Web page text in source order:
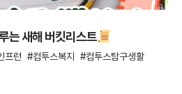
는 새해 버킷리스트
프런 컴투스복지
컴투스탐구생활